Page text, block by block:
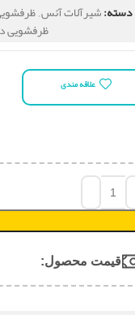
دسته:شیرآلات آئس,
ظرفشویی
علاقه مندی
قیمت محصول:​